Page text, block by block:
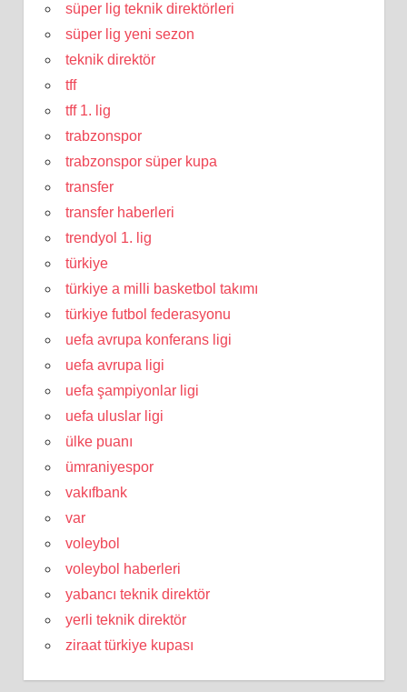
süper lig teknik direktörleri
süper lig yeni sezon
teknik direktör
tff
tff 1. lig
trabzonspor
trabzonspor süper kupa
transfer
transfer haberleri
trendyol 1. lig
türkiye
türkiye a milli basketbol takımı
türkiye futbol federasyonu
uefa avrupa konferans ligi
uefa avrupa ligi
uefa şampiyonlar ligi
uefa uluslar ligi
ülke puanı
ümraniyespor
vakıfbank
var
voleybol
voleybol haberleri
yabancı teknik direktör
yerli teknik direktör
ziraat türkiye kupası